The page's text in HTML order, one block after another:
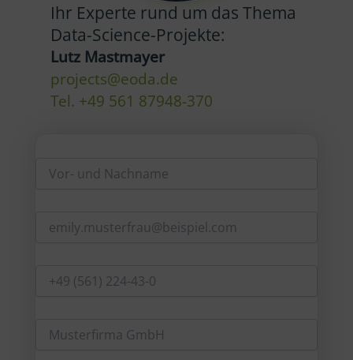
Ihr Experte rund um das Thema
Data-Science-Projekte:
Lutz Mastmayer
projects@eoda.de
Tel. +49 561 87948-370